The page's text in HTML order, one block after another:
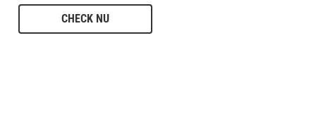
CHECK NU